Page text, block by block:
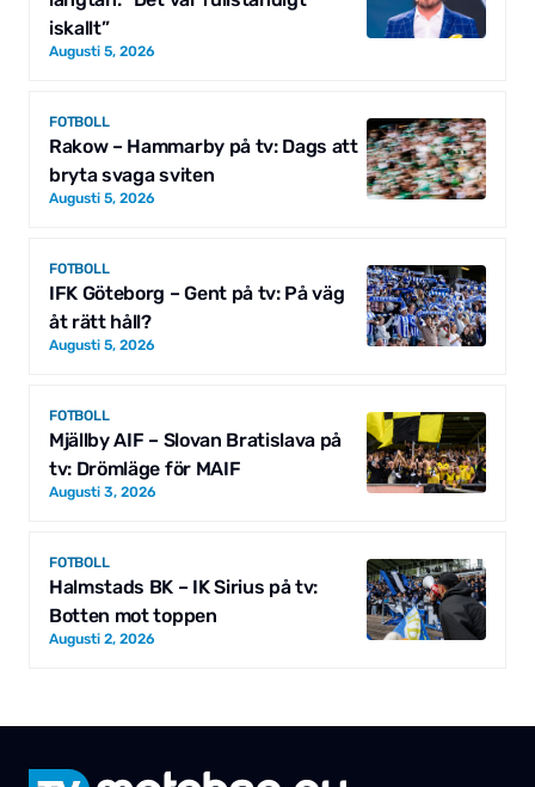
iskallt”
Augusti 5, 2026
FOTBOLL
Rakow – Hammarby på tv: Dags att
bryta svaga sviten
Augusti 5, 2026
FOTBOLL
IFK Göteborg – Gent på tv: På väg
åt rätt håll?
Augusti 5, 2026
FOTBOLL
Mjällby AIF – Slovan Bratislava på
tv: Drömläge för MAIF
Augusti 3, 2026
FOTBOLL
Halmstads BK – IK Sirius på tv:
Botten mot toppen
Augusti 2, 2026